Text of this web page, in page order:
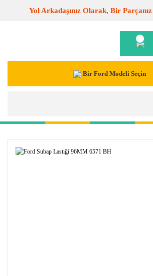
Yol Arkadaşınız Olarak, Bir
Bir Ford Modeli Seçin